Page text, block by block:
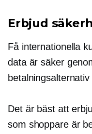
Erbjud
Få internationella
data är säker
Det är bäst att
som shoppare är